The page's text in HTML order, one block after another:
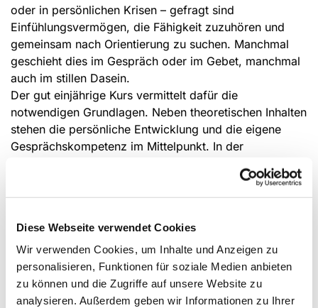
Diese Webseite verwendet Cookies
Wir verwenden Cookies, um Inhalte und Anzeigen zu
personalisieren, Funktionen für soziale Medien anbieten
zu können und die Zugriffe auf unsere Website zu
analysieren. Außerdem geben wir Informationen zu Ihrer
oder in persönlichen Krisen – gefragt sind
Einfühlungsvermögen, die Fähigkeit zuzuhören und
gemeinsam nach Orientierung zu suchen. Manchmal
geschieht dies im Gespräch oder im Gebet, manchmal
auch im stillen Dasein.
Der gut einjährige Kurs vermittelt dafür die
notwendigen Grundlagen. Neben theoretischen Inhalten
stehen die persönliche Entwicklung und die eigene
Gesprächskompetenz im Mittelpunkt. In der
Teilnehmenden, ihr eigenes Verhalten zu reflektieren
und durch Feedback ihre kommunikativen Fähigkeiten
Die Fortbildung gliedert sich in einen viermonatigen
Basisteil mit Theorie und Selbsterfahrung sowie einen
anschließenden Vertiefungsteil. In dieser Phase
sammeln die Teilnehmenden praktische Erfahrungen in
einem selbst gewählten Einsatzfeld und reflektieren